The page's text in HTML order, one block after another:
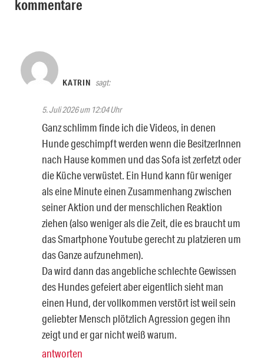
kommentare
KATRIN sagt:
5. Juli 2026 um 12:04 Uhr
Ganz schlimm finde ich die Videos, in denen
Hunde geschimpft werden wenn die BesitzerInnen
nach Hause kommen und das Sofa ist zerfetzt oder
die Küche verwüstet. Ein Hund kann für weniger
als eine Minute einen Zusammenhang zwischen
seiner Aktion und der menschlichen Reaktion
ziehen (also weniger als die Zeit, die es braucht um
das Smartphone Youtube gerecht zu platzieren um
das Ganze aufzunehmen).
Da wird dann das angebliche schlechte Gewissen
des Hundes gefeiert aber eigentlich sieht man
einen Hund, der vollkommen verstört ist weil sein
geliebter Mensch plötzlich Agression gegen ihn
zeigt und er gar nicht weiß warum.
antworten